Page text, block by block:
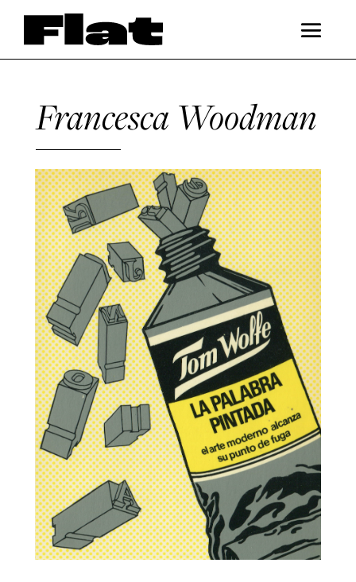
Francesca Woodman